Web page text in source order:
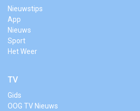
Nieuwstips
App
Nieuws
Sport
Het Weer
TV
Gids
OOG TV Nieuws